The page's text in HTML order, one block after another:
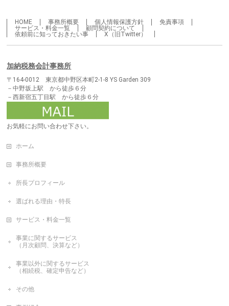
HOME 事務所概要 個人情報保護方針
免責事項
サービス・料金一覧
顧問契約について
依頼前に知っておきたい事
X（旧Twitter）
加納税務会計事務所
〒164-0012 東京都中野区本町2-1-8 YS Garden 309
－中野坂上駅 から徒歩６分
－西新宿五丁目駅 から徒歩６分
お気軽にお問い合わせ下さい。
ホーム
事務所概要
所長プロフィール
選ばれる理由・特長
サービス・料金一覧
事業に関するサービス
（月次顧問、決算など）
事業以外に関するサービス
（相続税、確定申告など）
その他